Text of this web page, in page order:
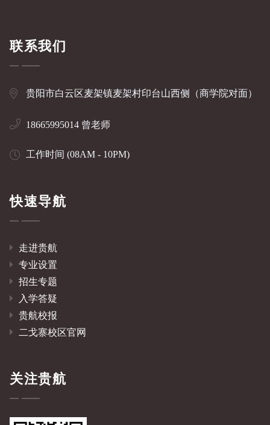
联系我们
贵阳市白云区麦架镇麦架村印台山西侧（商学院对面）
18665995014 曾老师
工作时间 (08AM - 10PM)
快速导航
走进贵航
专业设置
招生专题
入学答疑
贵航校报
二戈寨校区官网
关注贵航